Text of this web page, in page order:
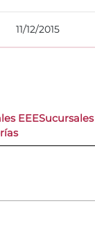
11/12/2015
EEE